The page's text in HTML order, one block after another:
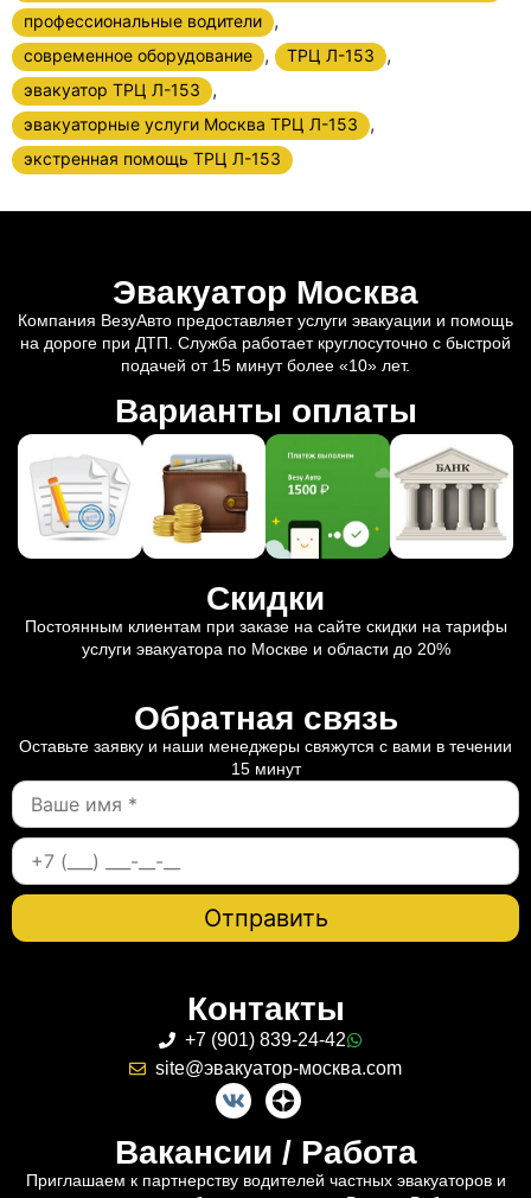
профессиональные водители ,
современное оборудование , ТРЦ Л-153 ,
эвакуатор ТРЦ Л-153 ,
эвакуаторные услуги Москва ТРЦ Л-153 ,
экстренная помощь ТРЦ Л-153
Эвакуатор Москва
Компания ВезуАвто предоставляет услуги эвакуации и помощь
на дороге при ДТП. Служба работает круглосуточно с быстрой
подачей от 15 минут более «10» лет.
Варианты оплаты
Скидки
Постоянным клиентам при заказе на сайте скидки на тарифы
услуги эвакуатора по Москве и области до 20%
Обратная связь
Оставьте заявку и наши менеджеры свяжутся с вами в течении
15 минут
Контакты
+7 (901) 839-24-42
site@эвакуатор-москва.com
Вакансии / Работа
Приглашаем к партнерству водителей частных эвакуаторов и